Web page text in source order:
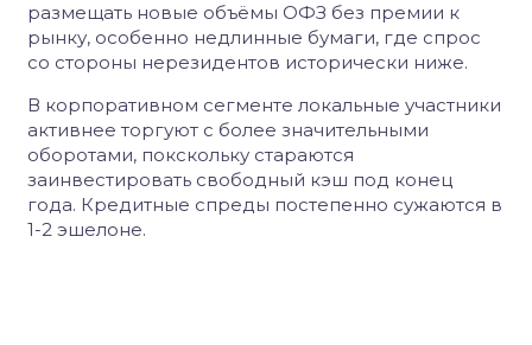
размещать новые объёмы ОФЗ без премии к
рынку, особенно недлинные бумаги, где спрос
со стороны нерезидентов исторически ниже.
В корпоративном сегменте локальные участники
активнее торгуют с более значительными
оборотами, покскольку стараются
заинвестировать свободный кэш под конец
года. Кредитные спреды постепенно сужаются в
1-2 эшелоне.